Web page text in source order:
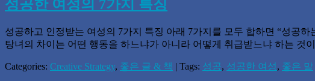
성공한 여성의 7가지 특징
성공하고 인정받는 여성의 7가지 특징 아래 7가지를 모두 합하면 “성공
탕녀의 차이는 어떤 행동을 하느냐가 아니라 어떻게 취급받느냐 하는 것
Categories: Creative Strategy, 좋은 글 & 책 | Tags: 성공, 성공한 여성, 좋은 말